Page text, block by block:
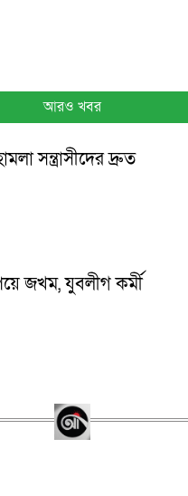
আরও খবর
সন্ত্রাসীদের দ্রুত
জখম, যুবলীগ কর্মী